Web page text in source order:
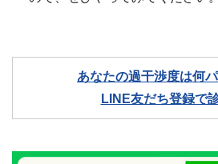
あなたの過干渉度は何
LINE友だち登録で